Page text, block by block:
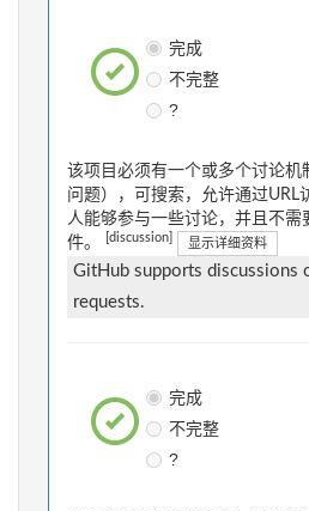
完成
不完整
?
该项目必须有一个或多个讨论机
问题），可搜索，允许通过URL
人能够参与一些讨论，并且不需
件。
[discussion] 显示详细资料
GitHub supports discussions
requests.
完成
不完整
?